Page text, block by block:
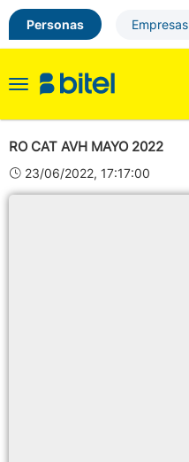
Personas Empresas
Toggle
RO CAT AVH MAYO 2022
23/06/2022, 17:17:00